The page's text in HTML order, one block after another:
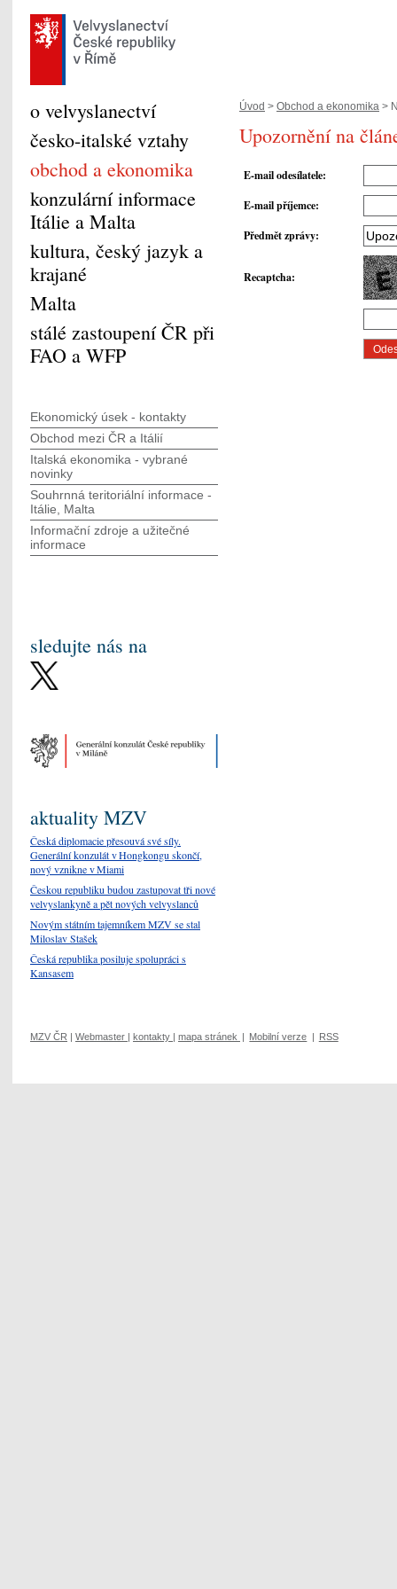
Úvod > Obchod a ekonomika >
Upozornění na
E-mail odesílatele:
E-mail příjemce:
Předmět zprávy:
Recaptcha:
o velvyslanectví
česko-italské vztahy
obchod a ekonomika
konzulární informace
Itálie a Malta
kultura, český jazyk a
krajané
Malta
stálé zastoupení ČR při
FAO a WFP
Ekonomický úsek - kontakty
Obchod mezi ČR a Itálií
Italská ekonomika - vybrané
novinky
Souhrnná teritoriální informace -
Itálie, Malta
Informační zdroje a užitečné
informace
sledujte nás na
aktuality MZV
Česká diplomacie přesouvá své síly.
Generální konzulát v Hongkongu skončí,
nový vznikne v Miami
Českou republiku budou zastupovat tři nové
velvyslankyně a pět nových velvyslanců
Novým státním tajemníkem MZV se stal
Miloslav Stašek
Česká republika posiluje spolupráci s
Kansasem
MZV ČR Webmaster kontakty mapa stránek Mobilní verze RSS